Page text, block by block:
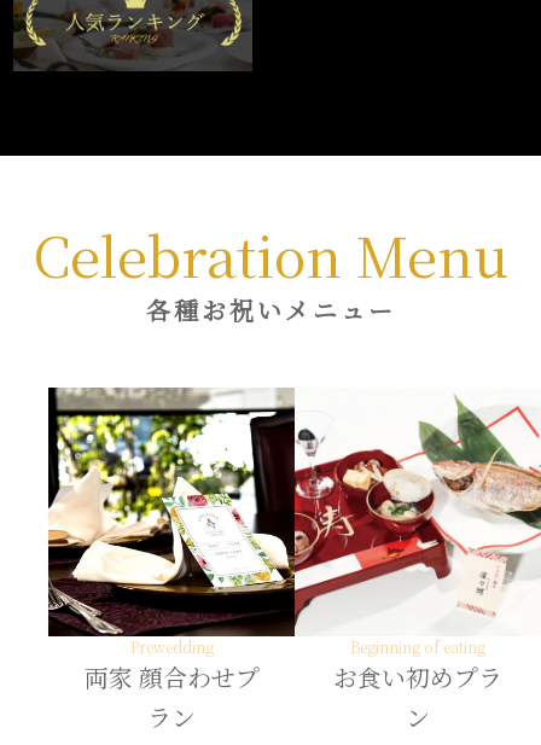
Celebration Menu
各種お祝いメニュー
Prewedding
両家 顔合わせプ
ラン
Beginning of eating
お食い初めプラ
ン